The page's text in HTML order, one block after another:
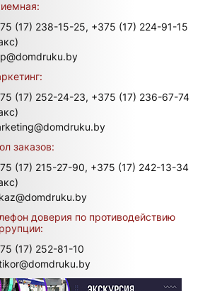
(17) 238-15-25, +375 (17) 224-91-15
(17) 252-24-23, +375 (17) 236-67-74
заказов:
(17) 215-27-90, +375 (17) 242-13-34
доверия по противодействию
(17) 252-81-10